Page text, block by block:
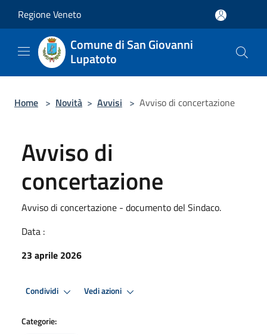
Regione Veneto
Comune di San Giovanni
Lupatoto
Home > Novità > Avvisi > Avviso di concertazione
Avviso di
concertazione
Avviso di concertazione - documento del Sindaco.
Data :
23 aprile 2026
Condividi Vedi azioni
Categorie: